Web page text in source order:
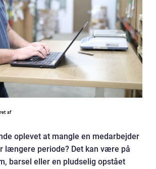
oplevet at mangle en medarbejder
længere periode? Det kan være på
barsel eller en pludselig opstået